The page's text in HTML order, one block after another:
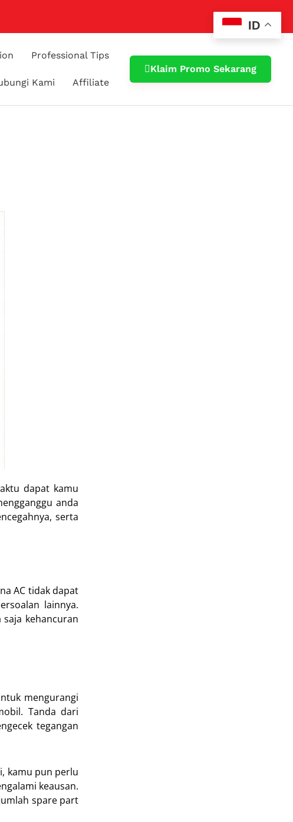
Professional Tips
Kami Affiliate
Klaim Promo Sekarang
dapat kamu
anda
serta
AC tidak dapat
lainnya.
kehancuran
mengurangi
Tanda dari
tegangan
kamu pun perlu
keausan.
spare part
ID